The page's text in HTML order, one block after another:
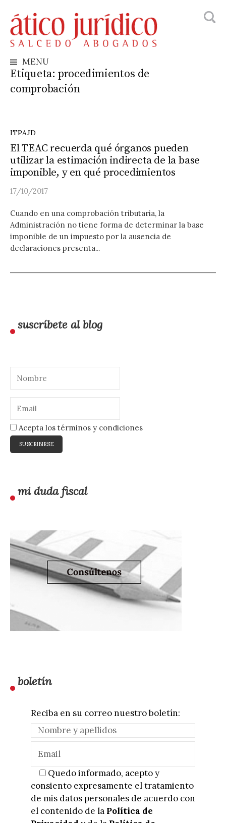
to
content
MENU
Etiqueta: procedimientos de
comprobación
ITPAJD
El TEAC recuerda qué órganos pueden
utilizar la estimación indirecta de la base
imponible, y en qué procedimientos
17/10/2017
Cuando en una comprobación tributaria, la
Administración no tiene forma de determinar la base
imponible de un impuesto por la ausencia de
declaraciones presenta...
suscríbete al blog
Acepta los términos y condiciones
mi duda fiscal
boletín
Reciba en su correo nuestro boletín:
Quedo informado, acepto y
consiento expresamente el tratamiento
de mis datos personales de acuerdo con
el contenido de la Política de